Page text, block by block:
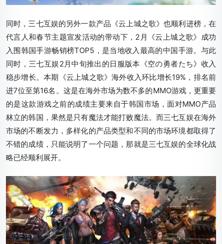
同时，三七互娱的另外一款产品《云上城之歌》也顺利进榜，在
代言人和春节主题宣发活动的带动下，2月《云上城之歌》成功
入围韩国手游畅销榜TOP5，是当地收入最高的中国手游。与此
同时，三七互娱2月中旬推出的日服版本《空の勇者たち》收入
稳步增长。本期《云上城之歌》海外收入环比增长19%，排名前
进7位至第16名。这是在海外市场为数不多的MMO游戏，更重要
的是这款游戏之前的成绩主要来自于韩国市场，面对MMO产品
林立的韩国，果然是只有魔法才能打败魔法。而三七互娱在海外
市场的不断发力，多样化的产品类型和不同的市场环境都取得了
不错的成绩，只能说明了一个问题，那就是三七互娱的全球化战
略已经顺利展开。